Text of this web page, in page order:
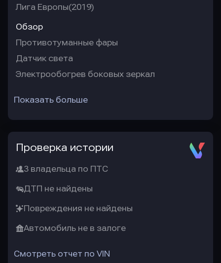
Лига Европы(2019)
Обзор
Противотуманные фары
Датчик света
Электрообогрев боковых зеркал
Показать больше
Проверка истории
3 владельца по ПТС
ДТП не найдены
Повреждения не найдены
Автомобиль не в залоге
Смотреть отчет по VIN